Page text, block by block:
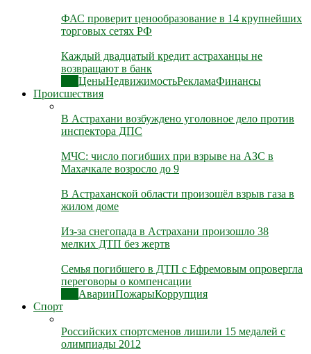
ФАС проверит ценообразование в 14 крупнейших
торговых сетях РФ
Каждый двадцатый кредит астраханцы не
возвращают в банк
ЦеныНедвижимостьРекламаФинансы
Происшествия
В Астрахани возбуждено уголовное дело против
инспектора ДПС
МЧС: число погибших при взрыве на АЗС в
Махачкале возросло до 9
В Астраханской области произошёл взрыв газа в
жилом доме
Из-за снегопада в Астрахани произошло 38
мелких ДТП без жертв
Семья погибшего в ДТП с Ефремовым опровергла
переговоры о компенсации
АварииПожарыКоррупция
Спорт
Российских спортсменов лишили 15 медалей с
олимпиады 2012